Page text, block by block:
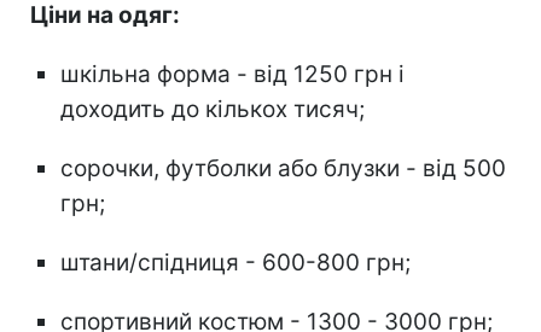
Ціни на одяг:
шкільна форма - від 1250 грн і
доходить до кількох тисяч;
сорочки, футболки або блузки - від 500
грн;
штани/спідниця - 600-800 грн;
спортивний костюм - 1300 - 3000 грн;